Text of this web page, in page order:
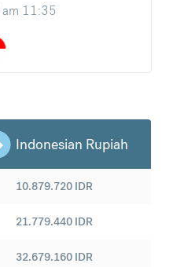
11:35
Indonesian Rupiah
10.879.720 IDR
21.779.440 IDR
32.679.160 IDR